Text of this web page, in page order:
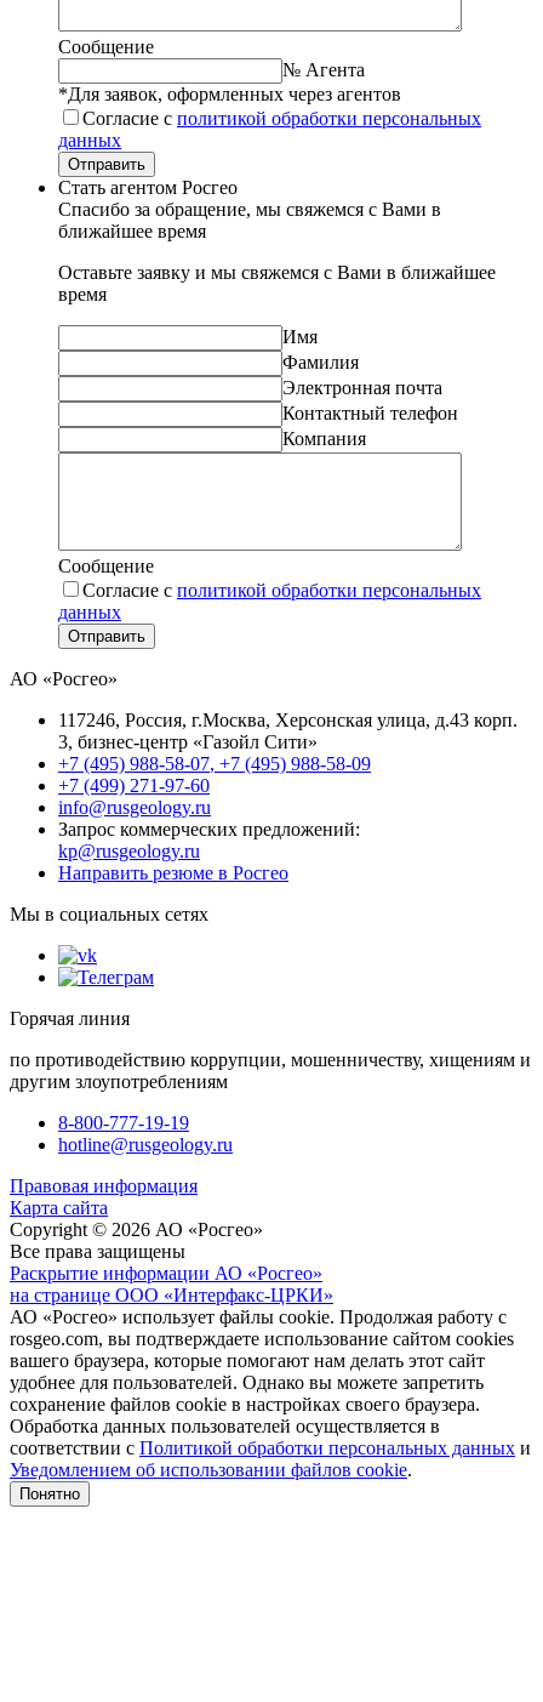
Сообщение
№ Агента
*Для заявок, оформленных через агентов
Согласие с политикой обработки персональных
данных
Отправить
Стать агентом Росгео
Спасибо за обращение, мы свяжемся с Вами в
ближайшее время
Оставьте заявку и мы свяжемся с Вами в ближайшее
время
Имя
Фамилия
Электронная почта
Контактный телефон
Компания
Сообщение
Согласие с политикой обработки персональных
данных
Отправить
АО «Росгео»
117246, Россия, г.Москва, Херсонская улица, д.43 корп.
3, бизнес-центр «Газойл Сити»
+7 (495) 988-58-07, +7 (495) 988-58-09
+7 (499) 271-97-60
info@rusgeology.ru
Запрос коммерческих предложений:
kp@rusgeology.ru
Направить резюме в Росгео
Мы в социальных сетях
Горячая линия
по противодействию коррупции, мошенничеству, хищениям и
другим злоупотреблениям
8-800-777-19-19
hotline@rusgeology.ru
Правовая информация
Карта сайта
Copyright © 2026 АО «Росгео»
Все права защищены
Раскрытие информации АО «Росгео»
на странице ООО «Интерфакс-ЦРКИ»
АО «Росгео» использует файлы cookie. Продолжая работу с
rosgeo.com, вы подтверждаете использование сайтом cookies
вашего браузера, которые помогают нам делать этот сайт
удобнее для пользователей. Однако вы можете запретить
сохранение файлов cookie в настройках своего браузера.
Обработка данных пользователей осуществляется в
соответствии с Политикой обработки персональных данных и
Уведомлением об использовании файлов cookie.
Понятно